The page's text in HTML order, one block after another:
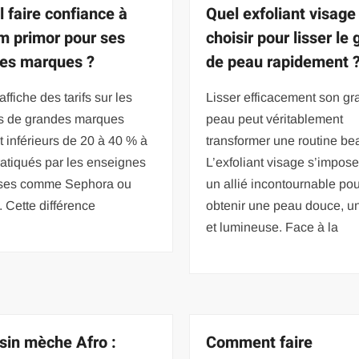
faire confiance à
primor pour ses
marques ?
des tarifs sur les
de grandes marques
inférieurs de 20 à 40 % à
par les enseignes
comme Sephora ou
Cette différence
Quel exfoliant visage
choisir pour lisser le
de peau rapidement
Lisser efficacement son
peau peut véritablement
transformer une routine
L’exfoliant visage
un allié incontournable
obtenir une peau douce,
et lumineuse. Face à la
mèche Afro :
Comment faire